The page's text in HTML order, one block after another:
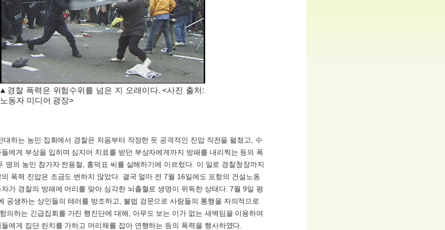
경찰 폭력은 위험수위를 넘은 지 오래이다. <사진 출처:
노동자 미디어 광장>
대하는 농민 집회에서 경찰은 처음부터 작정한 듯 공격적인 진압 작전을 펼쳤고, 수
에게 부상을 입히며 심지어 치료를 받던 부상자에게까지 방패를 내리찍는 등의 폭
명의 농민 참가자 전용철, 홍덕표 씨를 살해하기에 이르렀다. 이 일로 경찰청장까지
폭력 진압은 조금도 변하지 않았다. 결국 얼마 전 7월 16일에도 포항의 건설노동
가 경찰의 방패에 머리를 맞아 심각한 뇌출혈로 생명이 위독한 상태다. 7월 9일 평
공생하는 상인들의 테러를 방조하고, 불법 검문으로 사람들의 통행을 자의적으로
의하는 긴급집회를 가진 행진단에 대해, 아무도 보는 이가 없는 새벽임을 이용하여
에게 집단 린치를 가하고 머리채를 잡아 연행하는 등의 폭력을 행사하였다.